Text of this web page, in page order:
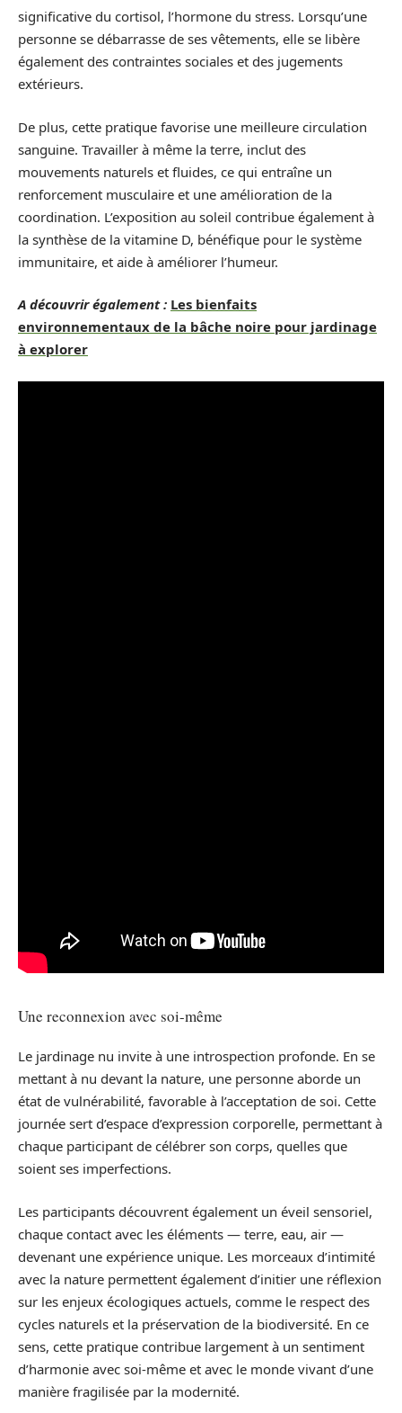
significative du cortisol, l’hormone du stress. Lorsqu’une
personne se débarrasse de ses vêtements, elle se libère
également des contraintes sociales et des jugements
extérieurs.
De plus, cette pratique favorise une meilleure circulation
sanguine. Travailler à même la terre, inclut des
mouvements naturels et fluides, ce qui entraîne un
renforcement musculaire et une amélioration de la
coordination. L’exposition au soleil contribue également à
la synthèse de la vitamine D, bénéfique pour le système
immunitaire, et aide à améliorer l’humeur.
A découvrir également : Les bienfaits
environnementaux de la bâche noire pour jardinage
à explorer
Une reconnexion avec soi-même
Le jardinage nu invite à une introspection profonde. En se
mettant à nu devant la nature, une personne aborde un
état de vulnérabilité, favorable à l’acceptation de soi. Cette
journée sert d’espace d’expression corporelle, permettant à
chaque participant de célébrer son corps, quelles que
soient ses imperfections.
Les participants découvrent également un éveil sensoriel,
chaque contact avec les éléments — terre, eau, air —
devenant une expérience unique. Les morceaux d’intimité
avec la nature permettent également d’initier une réflexion
sur les enjeux écologiques actuels, comme le respect des
cycles naturels et la préservation de la biodiversité. En ce
sens, cette pratique contribue largement à un sentiment
d’harmonie avec soi-même et avec le monde vivant d’une
manière fragilisée par la modernité.